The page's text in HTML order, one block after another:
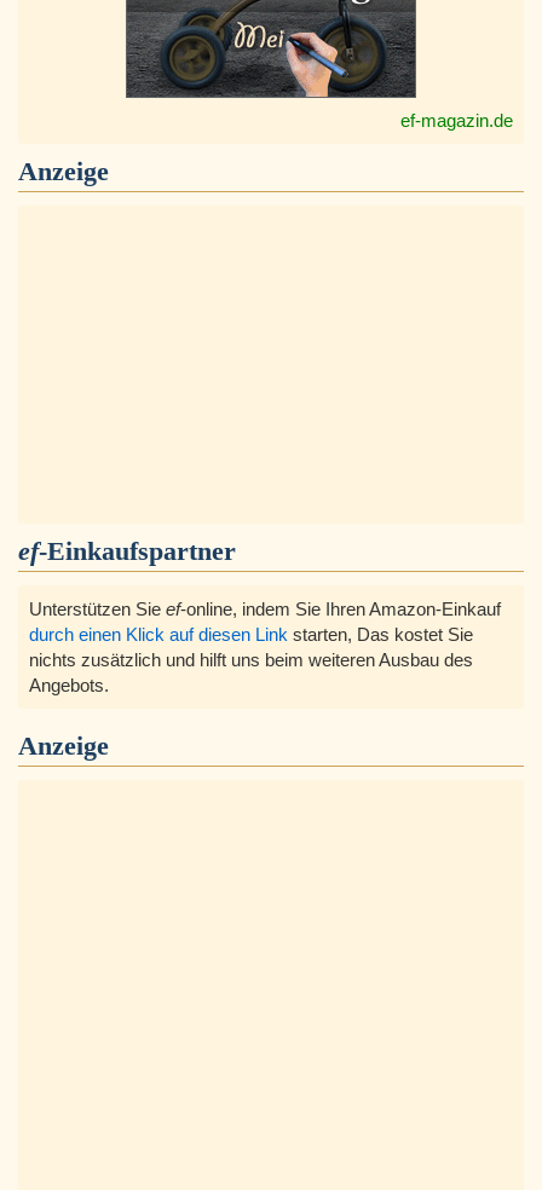
ef-magazin.de
Anzeige
ef-Einkaufspartner
Unterstützen Sie ef-online, indem Sie Ihren Amazon-Einkauf
durch einen Klick auf diesen Link starten, Das kostet Sie
nichts zusätzlich und hilft uns beim weiteren Ausbau des
Angebots.
Anzeige